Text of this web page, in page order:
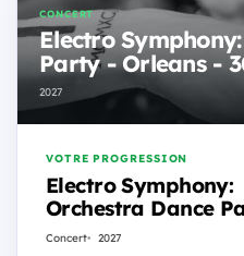
CONCERT
Electro
Party - Orleans -
2027
VOTRE PROGRESSION
Electro Symphony:
Orchestra Dance
Orleans - 30 avril
Concert 2027